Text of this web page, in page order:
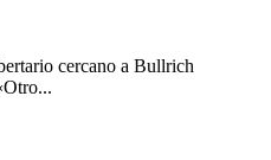
cercano a Bullrich